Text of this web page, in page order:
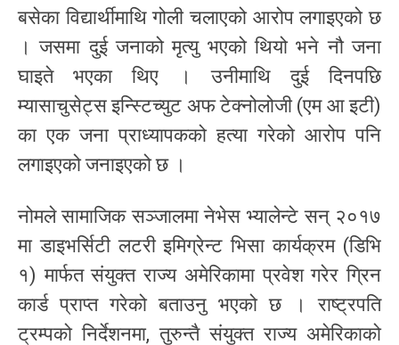
बसेका विद्यार्थीमाथि गोली चलाएको आरोप लगाइएको छ
। जसमा दुई जनाको मृत्यु भएको थियो भने नौ जना
घाइते भएका थिए । उनीमाथि दुई दिनपछि
म्यासाचुसेट्स इन्स्टिच्युट अफ टेक्नोलोजी (एम आ इटी)
का एक जना प्राध्यापकको हत्या गरेको आरोप पनि
लगाइएको जनाइएको छ ।
नोमले सामाजिक सञ्जालमा नेभेस भ्यालेन्टे सन् २०१७
मा डाइभर्सिटी लटरी इमिग्रेन्ट भिसा कार्यक्रम (डिभि
१) मार्फत संयुक्त राज्य अमेरिकामा प्रवेश गरेर ग्रिन
कार्ड प्राप्त गरेको बताउनु भएको छ । राष्ट्रपति
ट्रम्पको निर्देशनमा, तुरुन्तै संयुक्त राज्य अमेरिकाको